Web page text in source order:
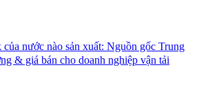
nước nào sản xuất: Nguồn gốc Trung
& giá bán cho doanh nghiệp vận tải